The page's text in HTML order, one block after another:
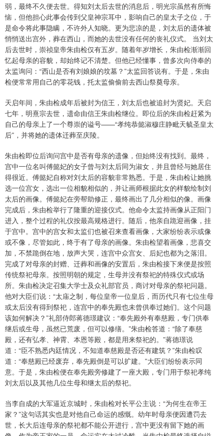
弱，最终不久便去世。得知刘太后去世的消息后，明光宗虽然有所悔
恼，但他担心此事会传到父皇神宗耳中，影响自己的皇太子之位，于
是命令将此事隐瞒，不许外人知晓。更为悲凉的是，刘太后的遗体被
悄悄送出宫外，葬在西山，而她的去世没有任何的丧礼仪式。 当刘太
后去世时，崇祯皇帝朱由检仅有五岁。随着年岁增长，朱由检渐渐回
忆起母亲的容貌，却始终记不清楚。但他已经懂事，曾多次向侍奉的
太监询问：“西山是否有刘娘娘的坟墓？”太监回答说有。于是，朱由
检便常常用自己的零花钱，托太监偷偷前去西山祭奠母亲。
天启年间，朱由检成年后被封为信王，刘太后也被追封为贤妃。天启
七年，明熹宗去世，遗命由信王朱由检继位。即位后的朱由检赶紧为
自己的母亲上了一个尊崇的谥号——“孝纯恭懿淑穆庄静毗天毓圣皇太
后”，并将她的遗体迁葬至庆陵。
朱由检即位后询问宫中是否有母亲的遗像，但始终没有找到。最终，
宫中一位名叫傅懿妃的女子曾与刘太后同为淑女，并且曾经与她居住
得很近。傅懿妃自称对刘太后的容貌非常熟悉。于是，朱由检让她挑
选一位宫女，选出一位相貌相似的，并让画师根据此女的样貌绘制刘
太后的画像。傅懿妃在旁帮助修正，最终画出了几分相似的像。画像
完成后，朱由检举行了隆重的迎接仪式。他命令太监持画像从正阳门
进入，整个过程的礼仪按最高规格进行。随后，他亲自跪迎画像，挂
于宫中。宫中的宫女和太监们也被召来查看画像，大家纷纷表示或像
或不像，尽管如此，终于有了母亲的画像。朱由检望着画像，悲喜交
加，不禁跪倒在地，放声大哭，连宫中众宫女、后妃也都为之落泪。
完成了对母亲的封赠、迁葬和画像的安置后，朱由检接下来便是按照
传统祭祀母亲。按照明朝的规定，生母并没有祭祀的特殊仪式或场
所。朱由检决定召集大学士及众礼部官员，商讨对母亲的祭祀问题。
他对大臣们说：“太庙之制，每位皇帝一位皇后，而历代只有七位生母
或太后没有得到祭祀，连宫中的奉先殿也未曾供奉过她们。这个问题
该如何解决？”礼部侍郎蒋德璟建议：“奉先殿外有奉慈殿，专门供奉
继后或生母，虽然已荒废，但可以修缮。”朱由检答道：“除了奉慈
殿，还有弘孝、神霄、本恩等殿，都是用来祭祀的。”蒋德璟说
道：“臣不熟悉内廷情况，不知道奉慈殿是否还有建筑？”朱由检叹
道：“奉慈殿已经废弃，奉先殿倒是可以扩建。”大臣们纷纷表示同
意。于是，朱由检便在奉先殿旁修建了一座大殿，专门用于祭祀孝纯
刘太后以及其他几位生母和继太后的祭祀。
当李自成的大军逼近京城时，朱由检对长平公主说：“为何生在帝王
家？”这句话其实也是对他自己命运的感慨。幼年时母亲便因遭罚去
世，长大后连母亲的祭祀都不能公开进行，宫中更没有留下她的画